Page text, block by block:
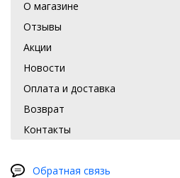
О магазине
Отзывы
Акции
Новости
Оплата и доставка
Возврат
Контакты
Обратная связь